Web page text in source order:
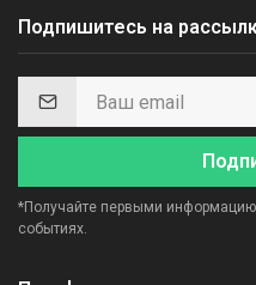
Подпишитесь на
*Получайте первыми
событиях.